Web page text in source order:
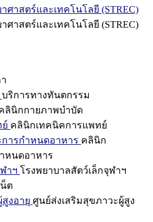
ศาสตร์และเทคโนโลยี (STREC)
ศาสตร์และเทคโนโลยี (STREC)
บริการทางทันตกรรม
ลินิกกายภาพบำบัด
คลินิกเทคนิคการแพทย์
ารกำหนดอาหาร คลินิก
หนดอาหาร
าฯ โรงพยาบาลสัตว์เล็กจุฬาฯ
ต
งอายุ ศูนย์ส่งเสริมสุขภาวะผู้สูง